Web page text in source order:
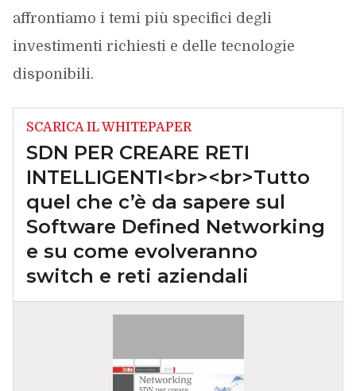
affrontiamo i temi più specifici degli
investimenti richiesti e delle tecnologie
disponibili.
SCARICA IL WHITEPAPER
SDN PER CREARE RETI
INTELLIGENTI<br><br>Tutto
quel che c’è da sapere sul
Software Defined Networking
e su come evolveranno
switch e reti aziendali